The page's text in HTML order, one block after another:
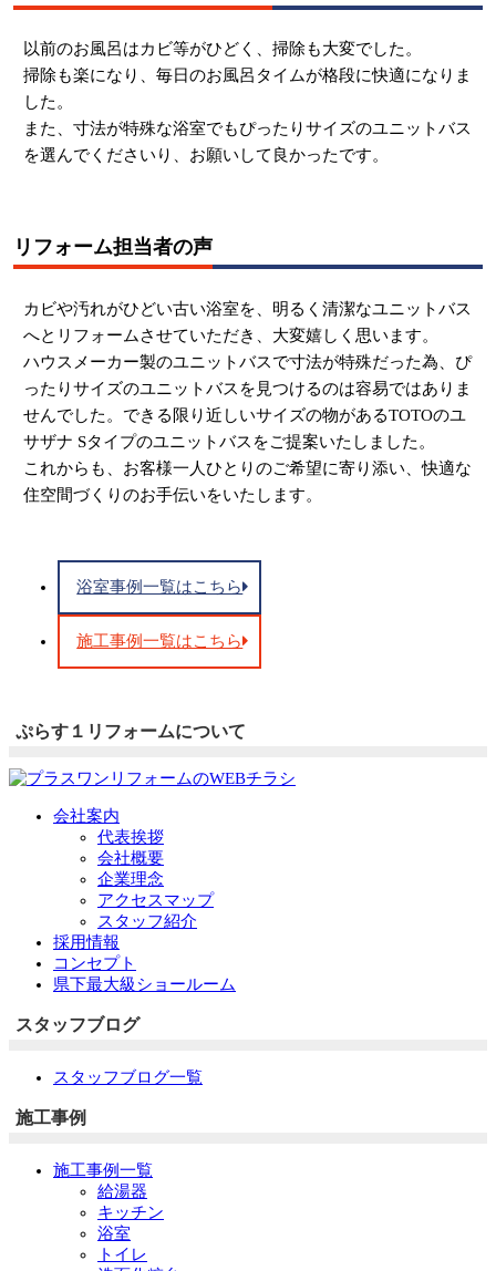
以前のお風呂はカビ等がひどく、 掃除も大変でした。
掃除も楽になり、毎日のお風呂タイムが格段に快適になりま
した。
また、寸法が特殊な浴室でもぴったりサイズのユニットバス
を選んでくださいり、お願いして良かったです。
リフォーム担当者の声
カビや汚れがひどい古い浴室を、 明るく清潔なユニットバス
へとリフォームさせていただき、 大変嬉しく思います。
ハウスメーカー製のユニットバスで寸法が特殊だった為、ぴ
ったりサイズのユニットバスを見つけるのは容易ではありま
せんでした。できる限り近しいサイズの物があるTOTOのユ
サザナ Sタイプのユニットバスをご提案いたしました。
これからも、お客様一人ひとりのご希望に寄り添い、快適な
住空間づくりのお手伝いをいたします。
浴室事例一覧はこちら
施工事例一覧はこちら
ぷらす１リフォームについて
会社案内
代表挨拶
会社概要
企業理念
アクセスマップ
スタッフ紹介
採用情報
コンセプト
県下最大級ショールーム
スタッフブログ
スタッフブログ一覧
施工事例
施工事例一覧
給湯器
キッチン
浴室
トイレ